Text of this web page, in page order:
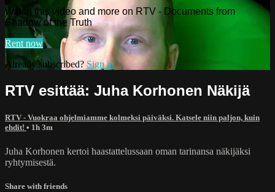
Watch this video and more on RTV - Documents from
Shadow of the Truth
Rent now
Already subscribed? Sign in
RTV esittää: Juha Korhonen Näkijä
RTV - Vuokraa ohjelmiamme kolmeksi päiväksi. Katsele niin paljon, kuin
ehdit! • 1h 3m
Juha Korhonen kertoi haastattelussaan oman tarinansa näkijäksi
ryhtymisestä.
Share with friends